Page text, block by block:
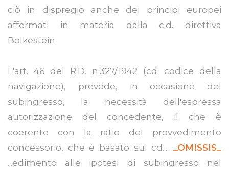
ciò in dispregio anche dei principi europei
affermati in materia dalla c.d. direttiva
Bolkestein.
L'art. 46 del R.D. n.327/1942 (cd. codice della
navigazione), prevede, in occasione del
subingresso, la necessità dell'espressa
autorizzazione del concedente, il che è
coerente con la ratio del provvedimento
concessorio, che è basato sul cd....
_OMISSIS_
...edimento alle ipotesi di subingresso nel